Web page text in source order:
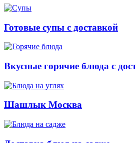
Готовые супы с доставкой
Вкусные горячие блюда с
Шашлык Москва